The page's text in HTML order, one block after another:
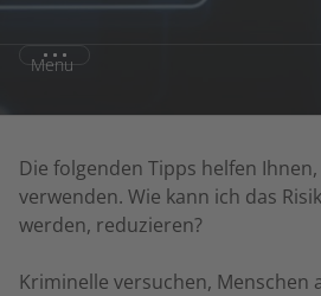
Menu
Die folgenden Tipps helfen
verwenden. Wie kann ich das
werden, reduzieren?
Kriminelle versuchen, Menschen